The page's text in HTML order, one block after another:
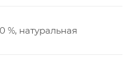
%, натуральная